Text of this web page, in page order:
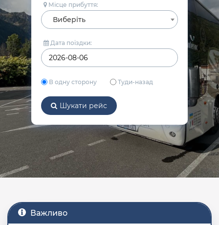
Місце прибуття:
Виберіть
Дата поїздки:
В одну сторону Туди-назад
Шукати рейс
Важливо